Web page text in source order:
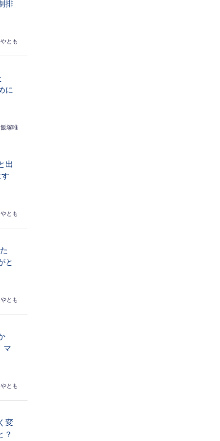
排
とも
に
飯塚唯
出
とも
と
とも
マ
とも
変
？